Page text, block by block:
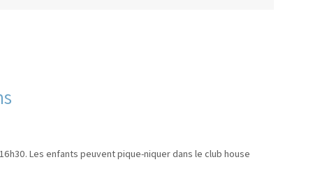
Les enfants peuvent pique-niquer dans le club house